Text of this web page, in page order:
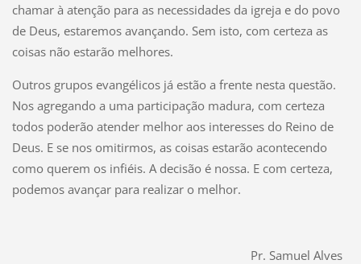
chamar à atenção para as necessidades da igreja e do povo
de Deus, estaremos avançando. Sem isto, com certeza as
coisas não estarão melhores.
Outros grupos evangélicos já estão a frente nesta questão.
Nos agregando a uma participação madura, com certeza
todos poderão atender melhor aos interesses do Reino de
Deus. E se nos omitirmos, as coisas estarão acontecendo
como querem os infiéis. A decisão é nossa. E com certeza,
podemos avançar para realizar o melhor.
Pr. Samuel Alves